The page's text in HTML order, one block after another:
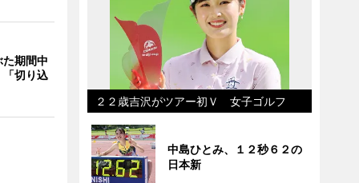
期間中
切り込
２２歳吉沢がツアー初Ｖ 女子ゴルフ
中島ひとみ、１２秒６２の
日本新